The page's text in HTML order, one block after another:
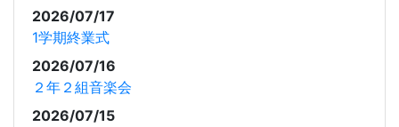
2026/07/17
1学期終業式
2026/07/16
２年２組音楽会
2026/07/15